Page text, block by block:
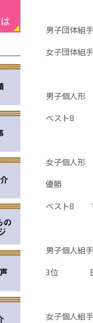
男子団体組
女子団体組
男子個人形
ベスト8
女子個人形
優勝 本
ベスト8 宇
男子個人組手
3位 田﨑
女子個人組手